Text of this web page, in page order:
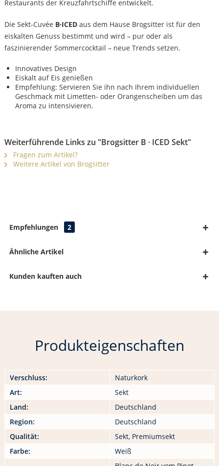
Restaurants der Kreuzfahrtschiffe entwickelt.
Die Sekt-Cuvée B·ICEDaus dem Hause Brogsitter ist für den
eiskalten Genuss bestimmt und wird – pur oder als
faszinierender Sommercocktail – neue Trends setzen.
Innovatives Design
Eiskalt auf Eis genießen
Empfehlung: Servieren Sie ihn nach Ihrem individuellen
Geschmack mit Limetten- oder Orangenscheiben um das
Aroma zu intensivieren.
Weiterführende Links zu "Brogsitter B · ICED Sekt"
Fragen zum Artikel?
Weitere Artikel von Brogsitter
Empfehlungen 2
Ähnliche Artikel
Kunden kauften auch
Produkteigenschaften
Verschluss:
Naturkork
Art:
Sekt
Land:
Deutschland
Region:
Deutschland
Qualität:
Sekt, Premiumsekt
Farbe:
Weiß